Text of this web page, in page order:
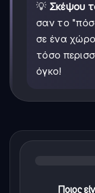
💡 Σκέψου
σαν το
σε ένα
τόσο
όγκο!
Ποιος